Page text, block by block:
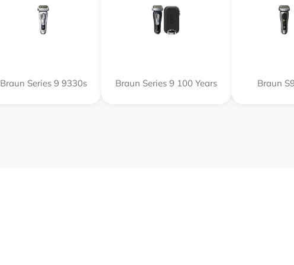
Braun Series 9 9330s Braun Series 9 100 Years Braun